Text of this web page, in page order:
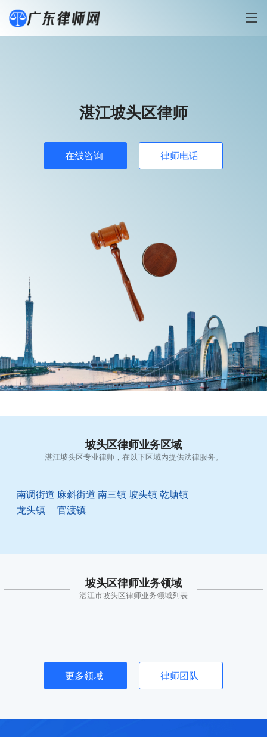
湛江坡头区律师
在线咨询 律师电话
坡头区律师业务区域
湛江坡头区专业律师，在以下区域内提供法律服务。
南调街道 麻斜街道 南三镇 坡头镇 乾塘镇
龙头镇
官渡镇
坡头区律师业务领域
湛江市坡头区律师业务领域列表
更多领域 律师团队